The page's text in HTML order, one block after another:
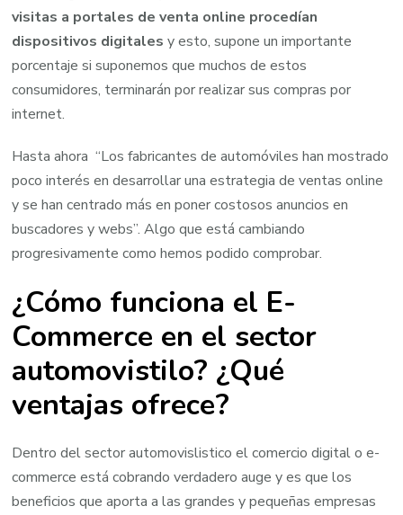
visitas a portales de venta online procedían
dispositivos digitales y esto, supone un importante
porcentaje si suponemos que muchos de estos
consumidores, terminarán por realizar sus compras por
internet.
Hasta ahora “Los fabricantes de automóviles han mostrado
poco interés en desarrollar una estrategia de ventas online
y se han centrado más en poner costosos anuncios en
buscadores y webs”. Algo que está cambiando
progresivamente como hemos podido comprobar.
¿Cómo funciona el E-
Commerce en el sector
automovistilo? ¿Qué
ventajas ofrece?
Dentro del sector automovislistico el comercio digital o e-
commerce está cobrando verdadero auge y es que los
beneficios que aporta a las grandes y pequeñas empresas